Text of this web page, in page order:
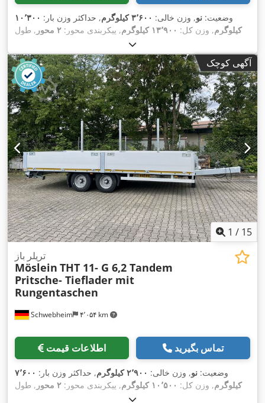
وضعیت: نو, وزن خالی: ۳٬۶۰۰ کیلوگرم , حداکثر وزن بار: ۱۰٬۳۰۰
کیلوگرم, وزن کل: ۱۳٬۹۰۰ کیلوگرم , پیکربندی محور: ۲ محور
, طول
میلی‌متر, سیستم تعلیق:دیگر, سایز تایر: 205/65 R 17,5 , رنگ:دیگر,
نوع چرخ‌دنده:دیگر, اندازه لاستیک جلو: 205/65 R 17,5
عقب:205/65 R 17,5 , کابین راننده:دیگر, کلاس انتشار:هیچ, سوخت:
زیست‌دیزل, تجهیزات: اِی‌بی‌اِس‎, ترمز بادی تحت فشار,
آگهی کوچک
1 / 15
Schwebheim ۴٬۰۵۴ km
تریلر باز
Möslein THT 11- G 6,2 Tandem
Pritsche- Tieflader mit
Rungentaschen
اطلاعات قیمت تماس بگیرید
وضعیت: نو, وزن خالی: ۲٬۹۰۰ کیلوگرم , حداکثر وزن بار: ۷٬۶۰۰
کیلوگرم, وزن کل: ۱۰٬۵۰۰ کیلوگرم , پیکربندی محور: ۲ محور
, طول